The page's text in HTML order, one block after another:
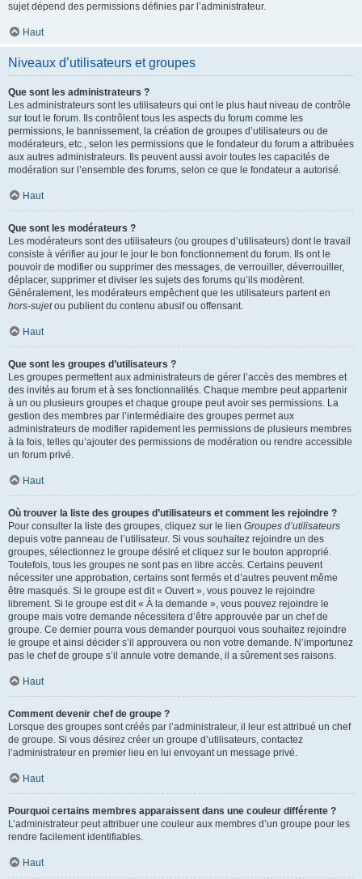
sujet dépend des permissions définies par l’administrateur.
Haut
Niveaux d’utilisateurs et groupes
Que sont les administrateurs ?
Les administrateurs sont les utilisateurs qui ont le plus haut niveau de contrôle
sur tout le forum. Ils contrôlent tous les aspects du forum comme les
permissions, le bannissement, la création de groupes d’utilisateurs ou de
modérateurs, etc., selon les permissions que le fondateur du forum a attribuées
aux autres administrateurs. Ils peuvent aussi avoir toutes les capacités de
modération sur l’ensemble des forums, selon ce que le fondateur a autorisé.
Haut
Que sont les modérateurs ?
Les modérateurs sont des utilisateurs (ou groupes d’utilisateurs) dont le travail
consiste à vérifier au jour le jour le bon fonctionnement du forum. Ils ont le
pouvoir de modifier ou supprimer des messages, de verrouiller, déverrouiller,
déplacer, supprimer et diviser les sujets des forums qu’ils modèrent.
Généralement, les modérateurs empêchent que les utilisateurs partent en
hors-sujetou publient du contenu abusif ou offensant.
Haut
Que sont les groupes d’utilisateurs ?
Les groupes permettent aux administrateurs de gérer l’accès des membres et
des invités au forum et à ses fonctionnalités. Chaque membre peut appartenir
à un ou plusieurs groupes et chaque groupe peut avoir ses permissions. La
gestion des membres par l’intermédiaire des groupes permet aux
administrateurs de modifier rapidement les permissions de plusieurs membres
à la fois, telles qu’ajouter des permissions de modération ou rendre accessible
un forum privé.
Haut
Où trouver la liste des groupes d’utilisateurs et comment les rejoindre ?
Pour consulter la liste des groupes, cliquez sur le lien Groupes d’utilisateurs
depuis votre panneau de l’utilisateur. Si vous souhaitez rejoindre un des
groupes, sélectionnez le groupe désiré et cliquez sur le bouton approprié.
Toutefois, tous les groupes ne sont pas en libre accès. Certains peuvent
nécessiter une approbation, certains sont fermés et d’autres peuvent même
être masqués. Si le groupe est dit « Ouvert », vous pouvez le rejoindre
librement. Si le groupe est dit « À la demande », vous pouvez rejoindre le
groupe mais votre demande nécessitera d’être approuvée par un chef de
groupe. Ce dernier pourra vous demander pourquoi vous souhaitez rejoindre
le groupe et ainsi décider s’il approuvera ou non votre demande. N’importunez
pas le chef de groupe s’il annule votre demande, il a sûrement ses raisons.
Haut
Comment devenir chef de groupe ?
Lorsque des groupes sont créés par l’administrateur, il leur est attribué un chef
de groupe. Si vous désirez créer un groupe d’utilisateurs, contactez
l’administrateur en premier lieu en lui envoyant un message privé.
Haut
Pourquoi certains membres apparaissent dans une couleur différente ?
L’administrateur peut attribuer une couleur aux membres d’un groupe pour les
rendre facilement identifiables.
Haut